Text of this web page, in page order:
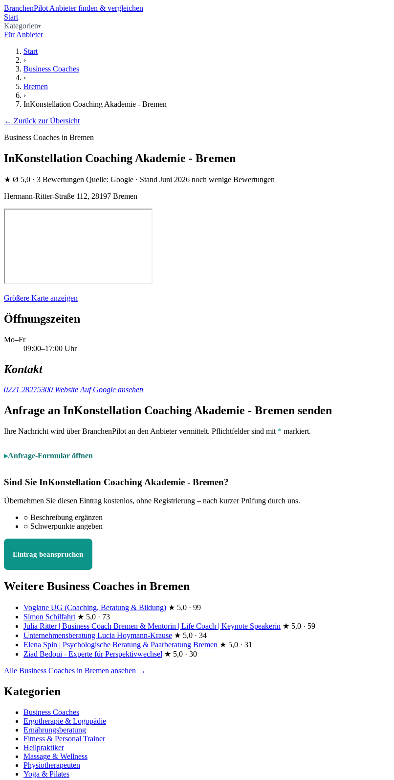
BranchenPilot Anbieter finden & vergleichen
Start
Kategorien
Für Anbieter
Start
›
Business Coaches
›
Bremen
›
InKonstellation Coaching Akademie - Bremen
← Zurück zur Übersicht
Business Coaches in Bremen
InKonstellation Coaching Akademie - Bremen
★ Ø 5,0 · 3 Bewertungen Quelle: Google · Stand Juni 2026 noch wenige Bewertungen
Hermann-Ritter-Straße 112, 28197 Bremen
Größere Karte anzeigen
Öffnungszeiten
Mo–Fr
09:00–17:00 Uhr
Kontakt
0221 28275300 Website Auf Google ansehen
Anfrage an InKonstellation Coaching Akademie - Bremen senden
Ihre Nachricht wird über BranchenPilot an den Anbieter vermittelt. Pflichtfelder sind mit * markiert.
Anfrage-Formular öffnen
Sind Sie InKonstellation Coaching Akademie - Bremen?
Übernehmen Sie diesen Eintrag kostenlos, ohne Registrierung – nach kurzer Prüfung durch uns.
○ Beschreibung ergänzen
○ Schwerpunkte angeben
Eintrag beanspruchen
Weitere Business Coaches in Bremen
Voglane UG (Coaching, Beratung & Bildung) ★ 5,0 · 99
Simon Schilfahrt ★ 5,0 · 73
Julia Ritter | Business Coach Bremen & Mentorin | Life Coach | Keynote Speakerin ★ 5,0 · 59
Unternehmensberatung Lucia Hoymann-Krause ★ 5,0 · 34
Elena Spin | Psychologische Beratung & Paarberatung Bremen ★ 5,0 · 31
Ziad Bedoui - Experte für Perspektivwechsel ★ 5,0 · 30
Alle Business Coaches in Bremen ansehen →
Kategorien
Business Coaches
Ergotherapie & Logopädie
Ernährungsberatung
Fitness & Personal Trainer
Heilpraktiker
Massage & Wellness
Physiotherapeuten
Yoga & Pilates